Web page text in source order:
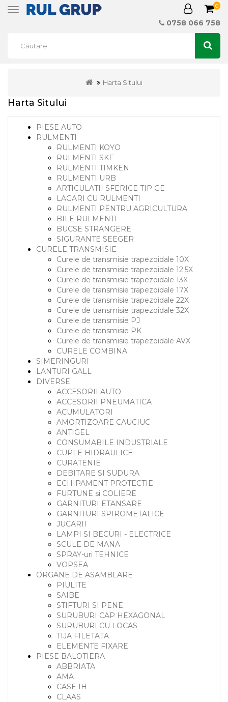
Toggle
0
0758 066 758
Harta Sitului
Harta Sitului
PIESE AUTO
RULMENTI
RULMENTI KOYO
RULMENTI SKF
RULMENTI TIMKEN
RULMENTI URB
ARTICULATII SFERICE TIP GE
LAGARI CU RULMENTI
RULMENTI PENTRU AGRICULTURA
BILE RULMENTI
BUCSE STRANGERE
SIGURANTE SEEGER
CURELE TRANSMISIE
Curele de transmisie trapezoidale 10X
Curele de transmisie trapezoidale 12.5X
Curele de transmisie trapezoidale 13X
Curele de transmisie trapezoidale 17X
Curele de transmisie trapezoidale 22X
Curele de transmisie trapezoidale 32X
Curele de transmisie PJ
Curele de transmisie PK
Curele de transmisie trapezoidale AVX
CURELE COMBINA
SIMERINGURI
LANTURI GALL
DIVERSE
ACCESORII AUTO
ACCESORII PNEUMATICA
ACUMULATORI
AMORTIZOARE CAUCIUC
ANTIGEL
CONSUMABILE INDUSTRIALE
CUPLE HIDRAULICE
CURATENIE
DEBITARE SI SUDURA
ECHIPAMENT PROTECTIE
FURTUNE si COLIERE
GARNITURI ETANSARE
GARNITURI SPIROMETALICE
JUCARII
LAMPI SI BECURI - ELECTRICE
SCULE DE MANA
SPRAY-uri TEHNICE
VOPSEA
ORGANE DE ASAMBLARE
PIULITE
SAIBE
STIFTURI SI PENE
SURUBURI CAP HEXAGONAL
SURUBURI CU LOCAS
TIJA FILETATA
ELEMENTE FIXARE
PIESE BALOTIERA
ABBRIATA
AMA
CASE IH
CLAAS